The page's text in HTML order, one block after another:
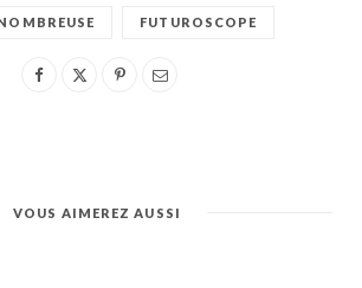
FUTUROSCOPE
VOUS AIMEREZ AUSSI